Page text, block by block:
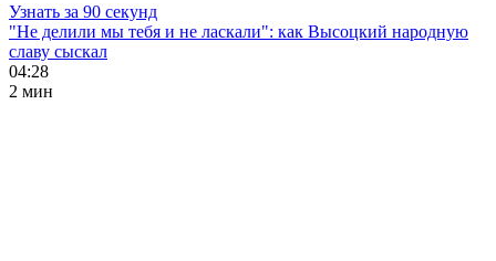
Узнать за 90 секунд
"Не делили мы тебя и не ласкали": как Высоцкий народную
славу сыскал
04:28
2 мин